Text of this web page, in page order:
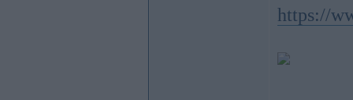
https://